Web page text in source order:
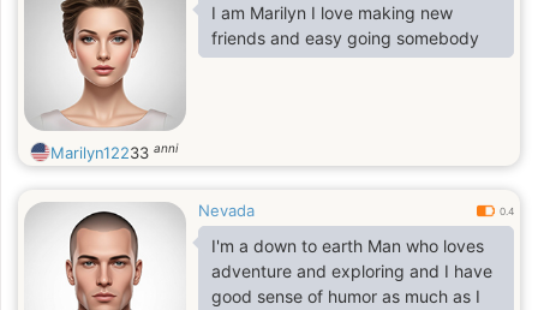
I am Marilyn I love making new
friends and easy going somebody
Marilyn12233 anni
Nevada 0.4
I'm a down to earth Man who loves
adventure and exploring and I have
good sense of humor as much as I